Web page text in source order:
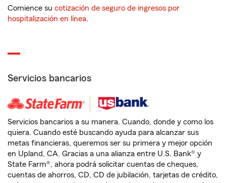
Comience su cotización de seguro de ingresos por
hospitalización en línea.
Servicios bancarios
Servicios bancarios a su manera. Cuando, donde y como los
quiera. Cuando esté buscando ayuda para alcanzar sus
metas financieras, queremos ser su primera y mejor opción
en Upland, CA. Gracias a una alianza entre U.S. Bank® y
State Farm®, ahora podrá solicitar cuentas de cheques,
cuentas de ahorros, CD, CD de jubilación, tarjetas de crédito,